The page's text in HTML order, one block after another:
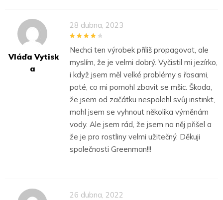
Vláďa Vytisk
A
28 dubna, 2023
Nechci ten výrobek příliš propagovat, ale
myslím, že je velmi dobrý. Vyčistil mi jezírko,
i když jsem měl velké problémy s řasami,
poté, co mi pomohl zbavit se mšic. Škoda,
že jsem od začátku nespolehl svůj instinkt,
mohl jsem se vyhnout několika výměnám
vody. Ale jsem rád, že jsem na něj přišel a
že je pro rostliny velmi užitečný. Děkuji
společnosti Greenman!!!
26 dubna, 2022